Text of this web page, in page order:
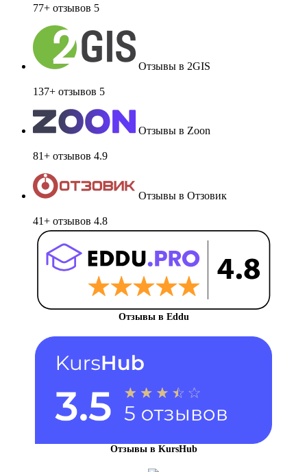
77+ отзывов 5
Отзывы в 2GIS
137+ отзывов 5
Отзывы в Zoon
81+ отзывов 4.9
Отзывы в Отзовик
41+ отзывов 4.8
Отзывы в Eddu
Отзывы в KursHub